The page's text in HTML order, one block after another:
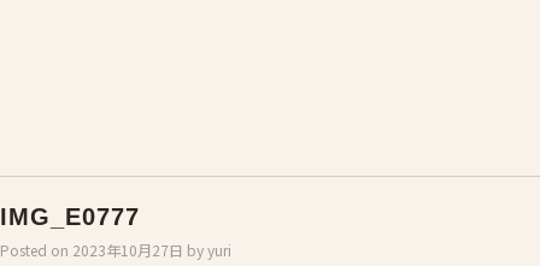
IMG_E0777
Posted on 2023年10月27日 byyuri